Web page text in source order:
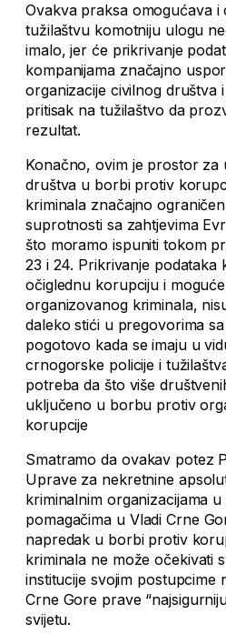
Ovakva praksa omogućava
tužilaštvu komotniju ulogu
imalo, jer će prikrivanje
kompanijama značajno
organizacije civilnog društva
pritisak na tužilaštvo da
rezultat.
Konačno, ovim je prostor za
društva u borbi protiv
kriminala značajno
suprotnosti sa zahtjevima
što moramo ispuniti tokom
23 i 24. Prikrivanje podataka
očiglednu korupciju i
organizovanog kriminala,
daleko stići u pregovorima
pogotovo kada se imaju u
crnogorske policije i
potreba da što više
uključeno u borbu protiv
korupcije
Smatramo da ovakav potez
Uprave za nekretnine
kriminalnim organizacijama
pomagačima u Vladi Crne
napredak u borbi protiv
kriminala ne može očekivati
institucije svojim postupcime
Crne Gore prave
svijetu.